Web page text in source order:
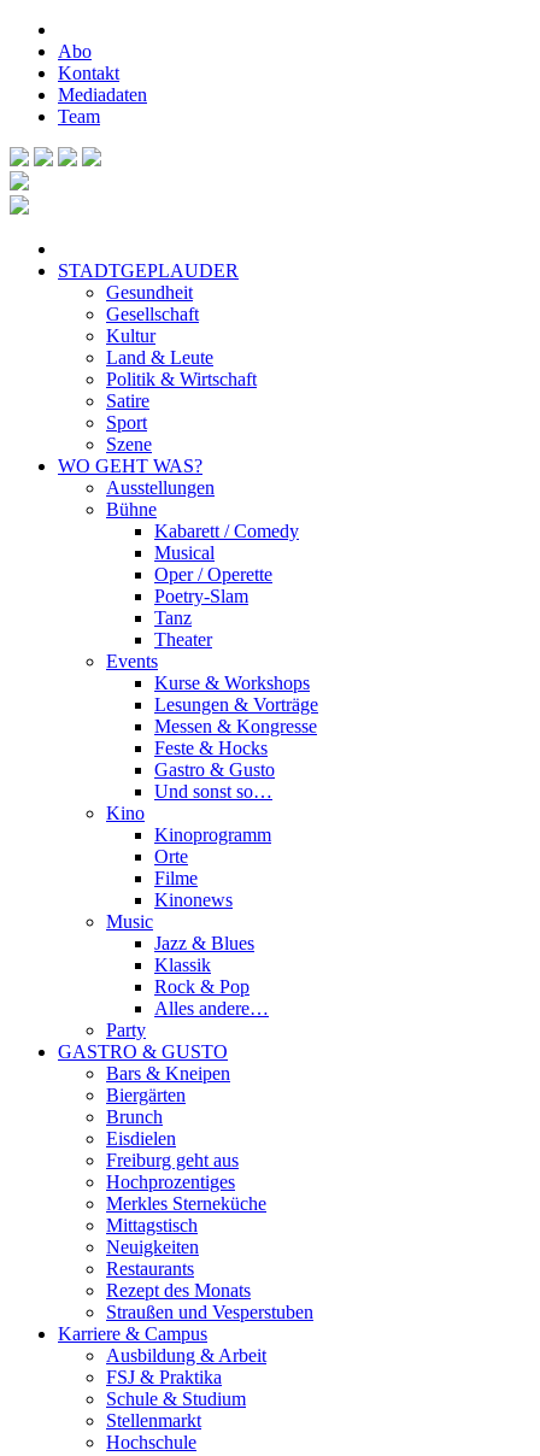
Abo
Kontakt
Mediadaten
Team
STADTGEPLAUDER
Gesundheit
Gesellschaft
Kultur
Land & Leute
Politik & Wirtschaft
Satire
Sport
Szene
WO GEHT WAS?
Ausstellungen
Bühne
Kabarett / Comedy
Musical
Oper / Operette
Poetry-Slam
Tanz
Theater
Events
Kurse & Workshops
Lesungen & Vorträge
Messen & Kongresse
Feste & Hocks
Gastro & Gusto
Und sonst so…
Kino
Kinoprogramm
Orte
Filme
Kinonews
Music
Jazz & Blues
Klassik
Rock & Pop
Alles andere…
Party
GASTRO & GUSTO
Bars & Kneipen
Biergärten
Brunch
Eisdielen
Freiburg geht aus
Hochprozentiges
Merkles Sterneküche
Mittagstisch
Neuigkeiten
Restaurants
Rezept des Monats
Straußen und Vesperstuben
Karriere & Campus
Ausbildung & Arbeit
FSJ & Praktika
Schule & Studium
Stellenmarkt
Hochschule